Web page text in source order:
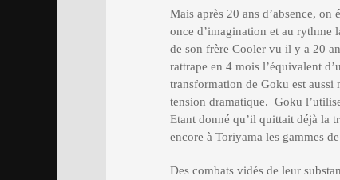
Mais après 20 ans d’absence, on
once d’imagination et au rythme
de son frère Cooler vu il y a 20
rattrape en 4 mois l’équivalent
transformation de Goku est aussi
tension dramatique. Goku
Etant donné qu’il quittait déjà la
encore à Toriyama les gammes
Des combats vidés de leur